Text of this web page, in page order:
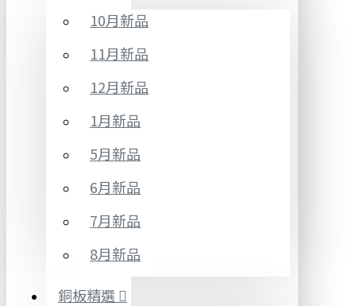
10月新品
11月新品
12月新品
1月新品
5月新品
6月新品
7月新品
8月新品
銅板精選